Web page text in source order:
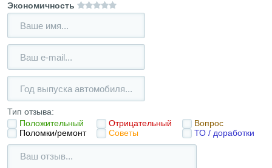
Экономичность
Тип отзыва:
Положительный
Отрицательный
Вопрос
Поломки/ремонт
Советы ТО / доработки